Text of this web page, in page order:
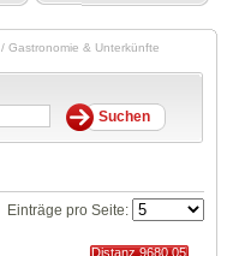
/ Gastronomie & Unterkünfte
Einträge pro Seite:
Distanz 9680.05